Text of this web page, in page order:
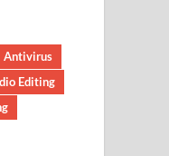
Antivirus
Editing